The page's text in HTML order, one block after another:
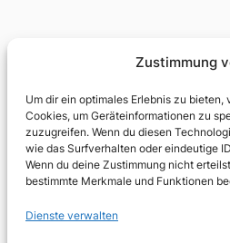
Zustimmung
Um dir ein optimales Erlebnis zu
Cookies, um Geräteinformationen zu
zuzugreifen. Wenn du diesen
wie das Surfverhalten oder eindeutige
Wenn du deine Zustimmung nicht
bestimmte Merkmale und Funktionen
Dienste verwalten
Wir waren
April 3, 2014
Gedichte kann man lesen,
beides trefflich diskutieren. Und
überraschend gut funktionierenden